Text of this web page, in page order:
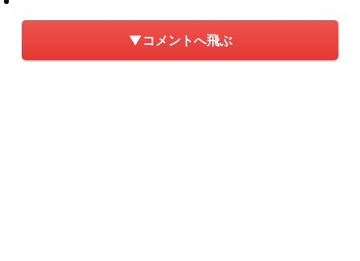
▼コメントへ飛ぶ